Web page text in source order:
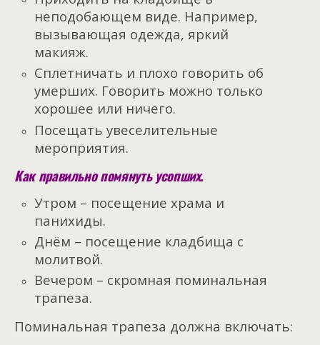
неподобающем виде. Например,
вызывающая одежда, яркий
макияж.
Сплетничать и плохо говорить об
умерших. Говорить можно только
хорошее или ничего.
Посещать увеселительные
мероприятия.
Как правильно помянуть усопших.
Утром – посещение храма и
панихиды.
Днём – посещение кладбища с
молитвой.
Вечером – скромная поминальная
трапеза.
Поминальная трапеза должна включать: